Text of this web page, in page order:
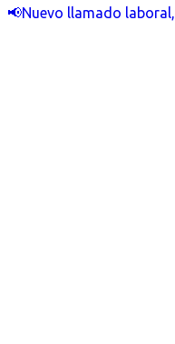
📢Nuevo llamado